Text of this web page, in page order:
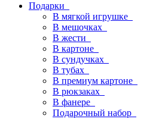
Подарки
В мягкой игрушке
В мешочках
В жести
В картоне
В сундучках
В тубах
В премиум картоне
В рюкзаках
В фанере
Подарочный набор